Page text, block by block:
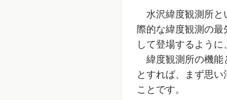
水沢緯度観測所と
際的な緯度観測の
して登場するよう
緯度観測所の機能
とすれば、まず思
ことです。